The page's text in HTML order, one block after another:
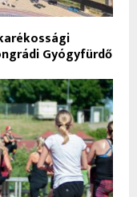
Gyógyfürdő